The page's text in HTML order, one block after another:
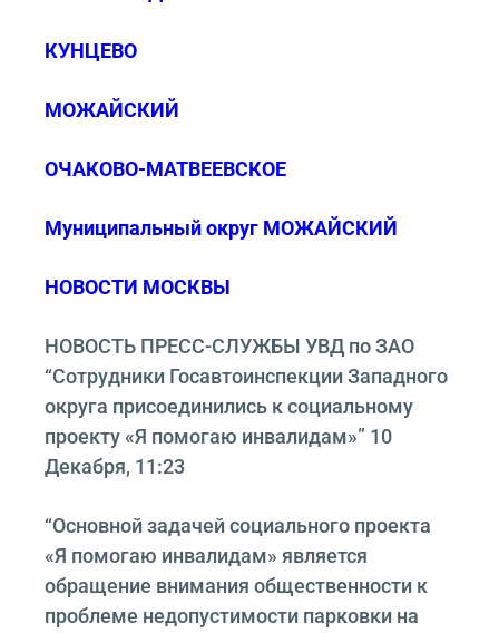
КУНЦЕВО
МОЖАЙСКИЙ
ОЧАКОВО-МАТВЕЕВСКОЕ
Муниципальный округ МОЖАЙСКИЙ
НОВОСТИ МОСКВЫ
НОВОСТЬ ПРЕСС-СЛУЖБЫ УВД по ЗАО
“Сотрудники Госавтоинспекции Западного
округа присоединились к социальному
проекту «Я помогаю инвалидам»” 10
Декабря, 11:23
“Основной задачей социального проекта
«Я помогаю инвалидам» является
обращение внимания общественности к
проблеме недопустимости парковки на